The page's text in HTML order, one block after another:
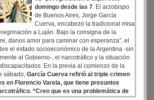
domingo desde las 7. El arzobispo
de Buenos Aires, Jorge García
Cuerva, encabezó la tradicional misa
a Luján. Bajo la consigna de la
danos amor para caminar con esperanza”, el
el estado socioeconómico de la Argentina -sin
al Gobierno-, el narcotráfico y la situación
En la previa al comienzo de la
sábado, García Cuerva refirió al triple crimen
en Florencio Varela, que tiene presuntos
“Creo que es una problemática de